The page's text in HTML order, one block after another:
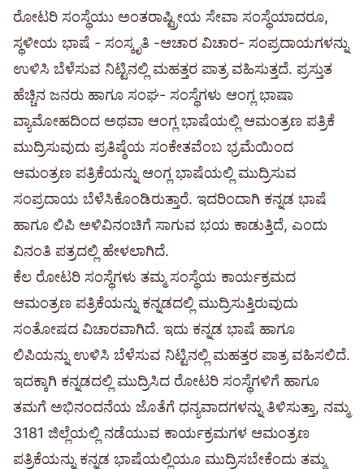
ರೋಟರಿ ಸಂಸ್ಥೆಯು ಅಂತರಾಷ್ಟ್ರೀಯ ಸೇವಾ ಸಂಸ್ಥೆಯಾದರೂ,
ಸ್ಥಳೀಯ ಭಾಷೆ - ಸಂಸ್ಕೃತಿ -ಆಚಾರ ವಿಚಾರ- ಸಂಪ್ರದಾಯಗಳನ್ನು
ಉಳಿಸಿ ಬೆಳೆಸುವ ನಿಟ್ಟಿನಲ್ಲಿ ಮಹತ್ತರ ಪಾತ್ರ ವಹಿಸುತ್ತದೆ. ಪ್ರಸ್ತುತ
ಹೆಚ್ಚಿನ ಜನರು ಹಾಗೂ ಸಂಘ- ಸಂಸ್ಥೆಗಳು ಆಂಗ್ಲ ಭಾಷಾ
ವ್ಯಾಮೋಹದಿಂದ ಅಥವಾ ಆಂಗ್ಲ ಭಾಷೆಯಲ್ಲಿ ಆಮಂತ್ರಣ ಪತ್ರಿಕೆ
ಮುದ್ರಿಸುವುದು ಪ್ರತಿಷ್ಠೆಯ ಸಂಕೇತವೆಂಬ ಭ್ರಮೆಯಿಂದ
ಆಮಂತ್ರಣ ಪತ್ರಿಕೆಯನ್ನು ಆಂಗ್ಲ ಭಾಷೆಯಲ್ಲಿ ಮುದ್ರಿಸುವ
ಸಂಪ್ರದಾಯ ಬೆಳೆಸಿಕೊಂಡಿರುತ್ತಾರೆ. ಇದರಿಂದಾಗಿ ಕನ್ನಡ ಭಾಷೆ
ಹಾಗೂ ಲಿಪಿ ಅಳಿವಿನಂಚಿಗೆ ಸಾಗುವ ಭಯ ಕಾಡುತ್ತಿದೆ, ಎಂದು
ವಿನಂತಿ ಪತ್ರದಲ್ಲಿ ಹೇಳಲಾಗಿದೆ.
ಕೆಲ ರೋಟರಿ ಸಂಸ್ಥೆಗಳು ತಮ್ಮ ಸಂಸ್ಥೆಯ ಕಾರ್ಯಕ್ರಮದ
ಆಮಂತ್ರಣ ಪತ್ರಿಕೆಯನ್ನು ಕನ್ನಡದಲ್ಲಿ ಮುದ್ರಿಸುತ್ತಿರುವುದು
ಸಂತೋಷದ ವಿಚಾರವಾಗಿದೆ. ಇದು ಕನ್ನಡ ಭಾಷೆ ಹಾಗೂ
ಲಿಪಿಯನ್ನು ಉಳಿಸಿ ಬೆಳೆಸುವ ನಿಟ್ಟಿನಲ್ಲಿ ಮಹತ್ತರ ಪಾತ್ರ ವಹಿಸಲಿದೆ.
ಇದಕ್ಕಾಗಿ ಕನ್ನಡದಲ್ಲಿ ಮುದ್ರಿಸಿದ ರೋಟರಿ ಸಂಸ್ಥೆಗಳಿಗೆ ಹಾಗೂ
ತಮಗೆ ಅಭಿನಂದನೆಯ ಜೊತೆಗೆ ಧನ್ಯವಾದಗಳನ್ನು ತಿಳಿಸುತ್ತಾ, ನಮ್ಮ
3181 ಜಿಲ್ಲೆಯಲ್ಲಿ ನಡೆಯುವ ಕಾರ್ಯಕ್ರಮಗಳ ಆಮಂತ್ರಣ
ಪತ್ರಿಕೆಯನ್ನು ಕನ್ನಡ ಭಾಷೆಯಲ್ಲಿಯೂ ಮುದ್ರಿಸಬೇಕೆಂದು ತಮ್ಮ